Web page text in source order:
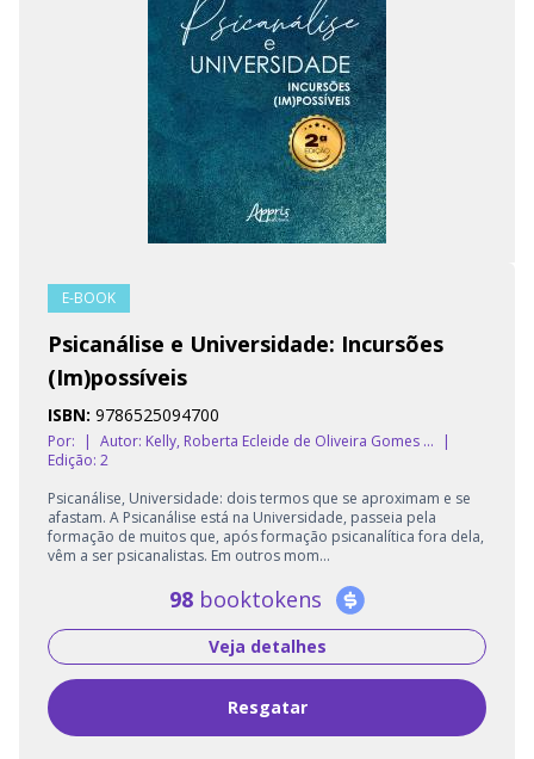
E-BOOK
Psicanálise e Universidade: Incursões
(Im)possíveis
ISBN: 9786525094700
Por: | Autor: Kelly, Roberta Ecleide de Oliveira Gomes ...
|
Edição: 2
Psicanálise, Universidade: dois termos que se aproximam e se
afastam. A Psicanálise está na Universidade, passeia pela
formação de muitos que, após formação psicanalítica fora dela,
vêm a ser psicanalistas. Em outros mom...
98 booktokens
Veja detalhes
Resgatar